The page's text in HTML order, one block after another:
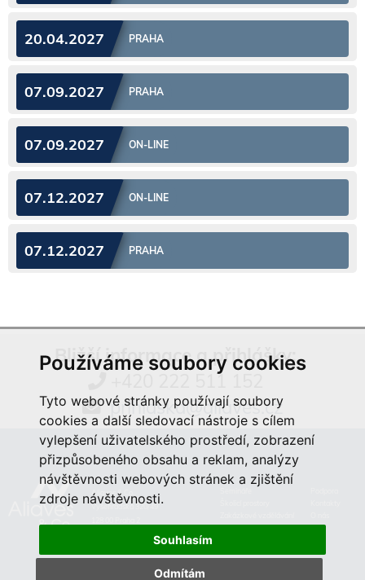
Používáme soubory cookies
Tyto webové stránky používají soubory
cookies a další sledovací nástroje s cílem
vylepšení uživatelského prostředí, zobrazení
přizpůsobeného obsahu a reklam, analýzy
návštěvnosti webových stránek a zjištění
zdroje návštěvnosti.
Souhlasím
Odmítám
20.04.2027 PRAHA
07.09.2027 PRAHA
07.09.2027 ON-LINE
07.12.2027 ON-LINE
07.12.2027 PRAHA
Bližší informace a přihlášky:
+420 222 511 152
prihlaska@aliaves.cz
Aliaves & Co.,
Vyšehradská 320/49